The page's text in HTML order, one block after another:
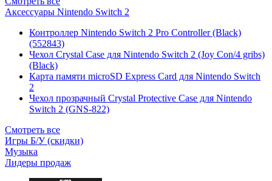
Аксессуары Nintendo Switch 2
Контроллер Nintendo Switch 2 Pro Controller (Black)
(552843)
Чехол Сrystal Сase для Nintendo Switch 2 (Joy Con/4 gribs)
(Black)
Карта памяти microSD Express Card для Nintendo Switch
2
Чехол прозрачный Crystal Protective Case для Nintendo
Switch 2 (GNS-822)
Смотреть все
Игры Б/У (скидки)
Музыка
Лидеры продаж